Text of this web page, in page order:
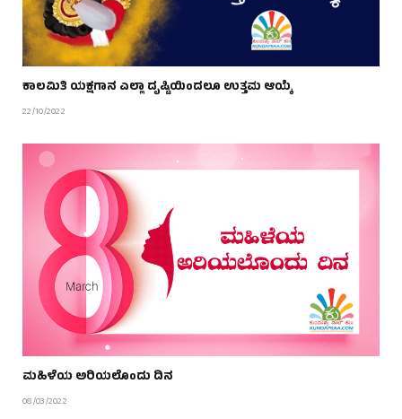
ಕಾಲಮಿತಿ ಯಕ್ಷಗಾನ ಎಲ್ಲಾ ದೃಷ್ಟಿಯಿಂದಲೂ ಉತ್ತಮ ಆಯ್ಕೆ
22/10/2022
ಮಹಿಳೆಯ ಅರಿಯಲೊಂದು ದಿನ
08/03/2022